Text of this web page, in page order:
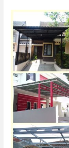
Kanopi
Rumah
Minimalis